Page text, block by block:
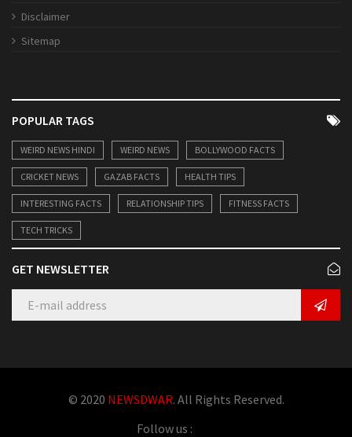
Disclaimer
Sitemap
POPULAR TAGS
WEIRD NEWS HINDI WEIRD NEWS BOLLYWOOD FACTS
CRICKET NEWS GAZAB FACTS HEALTH TIPS
INTERESTING FACTS RELATIONSHIP TIPS FITNESS FACTS
TECH TRICKS
GET NEWSLETTER
© 2020 NEWSDWAR. All Rights Reserved.
Follow us :